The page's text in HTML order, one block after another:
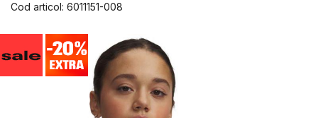
Cod articol: 6011151-008